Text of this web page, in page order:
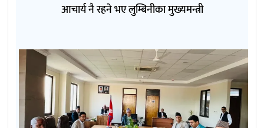
आचार्य नै रहने भए लुम्बिनीका मुख्यमन्त्री